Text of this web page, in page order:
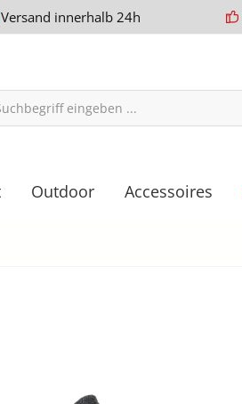
Versand innerhalb 24h
Outdoor Accessoires